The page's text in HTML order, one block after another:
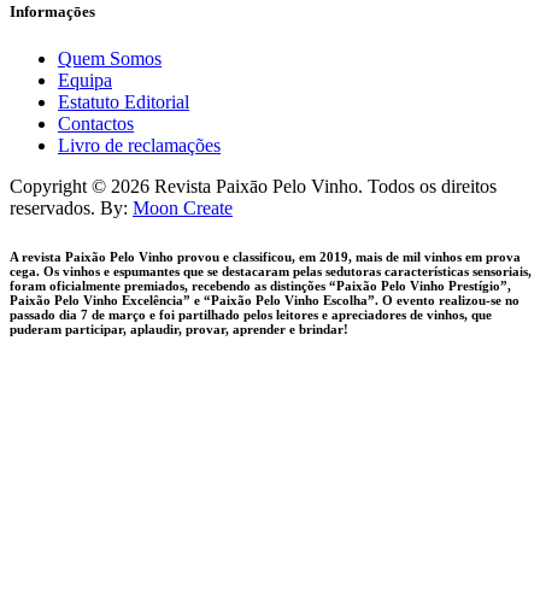
Informaçōes
Quem Somos
Equipa
Estatuto Editorial
Contactos
Livro de reclamações
facebook-
1
instagram
Copyright © 2026 Revista Paixāo Pelo Vinho. Todos os direitos
reservados. By: Moon Create
A revista Paixão Pelo Vinho provou e classificou, em 2019, mais de mil vinhos em prova
cega. Os vinhos e espumantes que se destacaram pelas sedutoras características sensoriais,
foram oficialmente premiados, recebendo as distinções “Paixão Pelo Vinho Prestígio”,
Paixão Pelo Vinho Excelência” e “Paixão Pelo Vinho Escolha”. O evento realizou-se no
passado dia 7 de março e foi partilhado pelos leitores e apreciadores de vinhos, que
puderam participar, aplaudir, provar, aprender e brindar!